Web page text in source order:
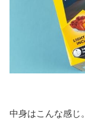
中身はこんな感じ。